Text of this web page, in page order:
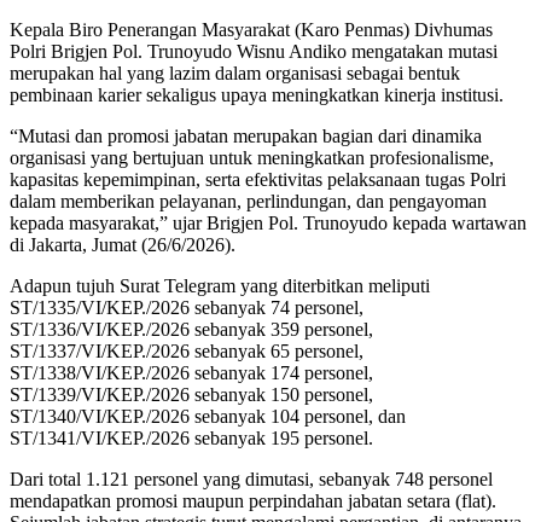
Kepala Biro Penerangan Masyarakat (Karo Penmas) Divhumas
Polri Brigjen Pol. Trunoyudo Wisnu Andiko mengatakan mutasi
merupakan hal yang lazim dalam organisasi sebagai bentuk
pembinaan karier sekaligus upaya meningkatkan kinerja institusi.
“Mutasi dan promosi jabatan merupakan bagian dari dinamika
organisasi yang bertujuan untuk meningkatkan profesionalisme,
kapasitas kepemimpinan, serta efektivitas pelaksanaan tugas Polri
dalam memberikan pelayanan, perlindungan, dan pengayoman
kepada masyarakat,” ujar Brigjen Pol. Trunoyudo kepada wartawan
di Jakarta, Jumat (26/6/2026).
Adapun tujuh Surat Telegram yang diterbitkan meliputi
ST/1335/VI/KEP./2026 sebanyak 74 personel,
ST/1336/VI/KEP./2026 sebanyak 359 personel,
ST/1337/VI/KEP./2026 sebanyak 65 personel,
ST/1338/VI/KEP./2026 sebanyak 174 personel,
ST/1339/VI/KEP./2026 sebanyak 150 personel,
ST/1340/VI/KEP./2026 sebanyak 104 personel, dan
ST/1341/VI/KEP./2026 sebanyak 195 personel.
Dari total 1.121 personel yang dimutasi, sebanyak 748 personel
mendapatkan promosi maupun perpindahan jabatan setara (flat).